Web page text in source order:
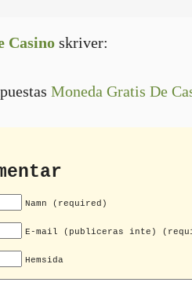
Casino skriver:
Moneda Gratis De
Namn (required)
E-mail (publiceras inte)
Hemsida